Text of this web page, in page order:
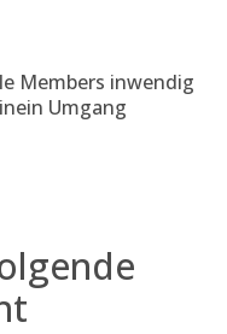
Members inwendig
Umgang